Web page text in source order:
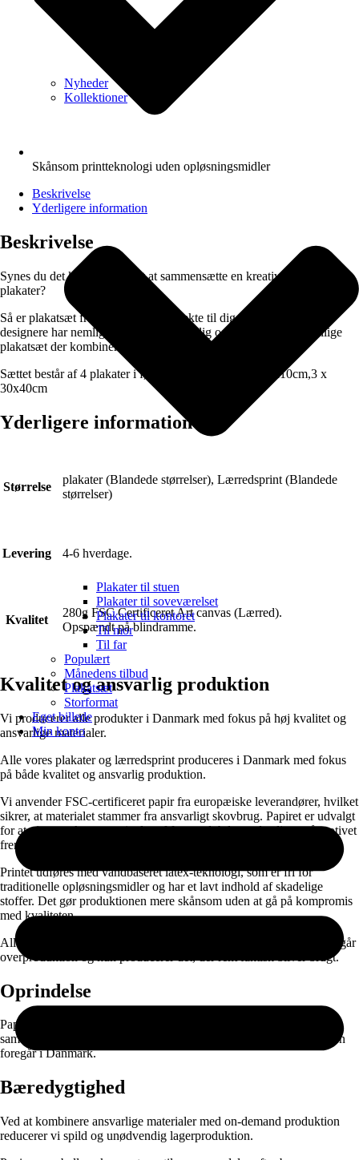
Nyheder
Kollektioner
Plakater til stuen
Plakater til soveværelset
Plakater til kontoret
Til mor
Til far
Populært
Månedens tilbud
Plakatsæt
Storformat
Eget billede
Min konto
Skånsom printteknologi uden opløsningsmidler
Beskrivelse
Yderligere information
Beskrivelse
Synes du det kan være svært at sammensætte en kreativ væg af
plakater?
Så er plakatsæt fra PAPAPAPA perfekte til dig. Vores dygtige
designere har nemlig gjort arbejdet for dig og sammensat forskellige
plakatsæt der kombinere vores bedst sælgende motiver.
Sættet består af 4 plakater i følgende størrelser:”1 x 70x10cm,3 x
30x40cm
Yderligere information
Størrelse
plakater (Blandede størrelser), Lærredsprint (Blandede
størrelser)
Levering 4-6 hverdage.
Kvalitet
280g FSC Certificeret Art canvas (Lærred).
Opspændt på blindramme.
Kvalitet og ansvarlig produktion
Vi producerer alle produkter i Danmark med fokus på høj kvalitet og
ansvarlige materialer.
Alle vores plakater og lærredsprint produceres i Danmark med fokus
på både kvalitet og ansvarlig produktion.
Vi anvender FSC-certificeret papir fra europæiske leverandører, hvilket
sikrer, at materialet stammer fra ansvarligt skovbrug. Papiret er udvalgt
for at give en skarp gengivelse af farver, dybde og detaljer – så motivet
fremstår præcis, som det er tænkt.
Printet udføres med vandbaseret latex-teknologi, som er fri for
traditionelle opløsningsmidler og har et lavt indhold af skadelige
stoffer. Det gør produktionen mere skånsom uden at gå på kompromis
med kvaliteten.
Alle produkter fremstilles først ved bestilling. Det betyder, at vi undgår
overproduktion og kun producerer det, der rent faktisk bliver brugt.
Oprindelse
Papiret produceres i EU og leveres gennem nøje udvalgte
samarbejdspartnere. Selve printet, færdigproduktionen og pakningen
foregår i Danmark.
Bæredygtighed
Ved at kombinere ansvarlige materialer med on-demand produktion
reducerer vi spild og unødvendig lagerproduktion.